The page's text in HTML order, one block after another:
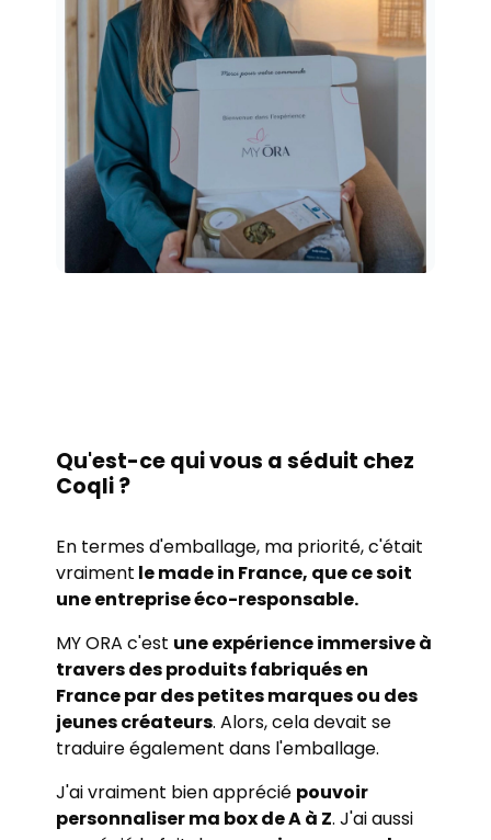
Qu'est-ce qui vous a séduit chez
Coqli ?
En termes d'emballage, ma priorité, c'était
vraiment le made in France, que ce soit
une entreprise éco-responsable.
MY ORA c'est une expérience immersive à
travers des produits fabriqués en
France par des petites marques ou des
jeunes créateurs. Alors, cela devait se
traduire également dans l'emballage.
J'ai vraiment bien apprécié pouvoir
personnaliser ma box de A à Z. J'ai aussi